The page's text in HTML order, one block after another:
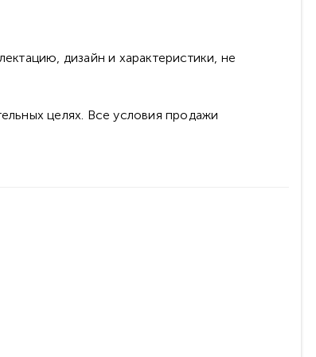
дизайн и характеристики, не
целях. Все условия продажи